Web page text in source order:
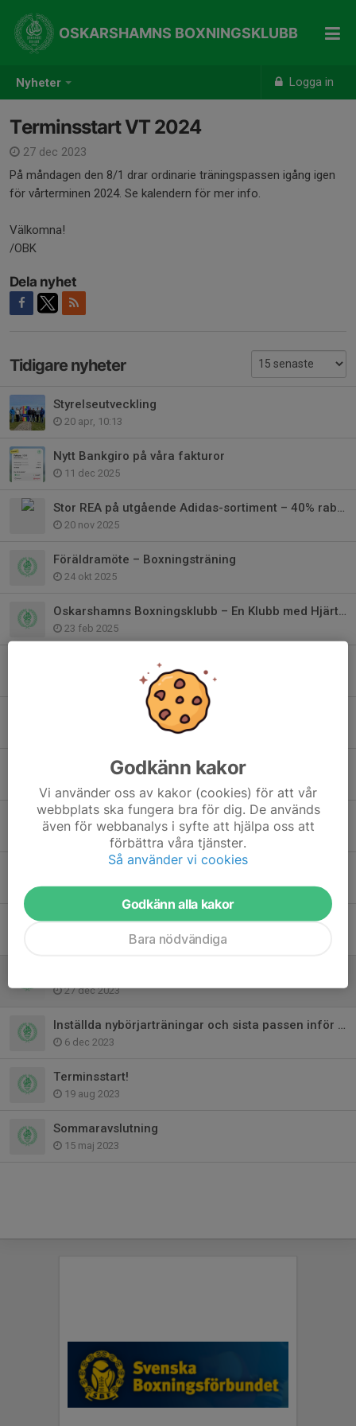
Nyheter Logga in
OSKARSHAMNS BOXNINGSKLUBB
Terminsstart VT 2024
27 dec 2023
På måndagen den 8/1 drar ordinarie träningspassen igång igen
för vårterminen 2024. Se kalendern för mer info.
Välkomna!
/OBK
Dela nyhet
Tidigare nyheter
Styrelseutveckling
20 apr, 10:13
Nytt Bankgiro på våra fakturor
11 dec 2025
Stor REA på utgående Adidas-sortiment – 40% rabatt!
20 nov 2025
Föräldramöte – Boxningsträning
24 okt 2025
Oskarshamns Boxningsklubb – En Klubb med Hjärta och Kämparanda
23 feb 2025
Den 5 Oktober är det boxningsgala på strike!
Schema för terminen
Årsmöte 24/3 kl 14.00
14 mar 2024
Inställt: Diplomtävling 9/3
29 feb 2024
Årsmöte 24/3 kl 14.00
27 dec 2023
Inställda nybörjarträningar och sista passen inför jul
6 dec 2023
Terminsstart!
19 aug 2023
Sommaravslutning
15 maj 2023
Godkänn kakor
Vi använder oss av kakor (cookies) för att vår
webbplats ska fungera bra för dig. De används
även för webbanalys i syfte att hjälpa oss att
förbättra våra tjänster.
Så använder vi cookies
Godkänn alla kakor
Bara nödvändiga